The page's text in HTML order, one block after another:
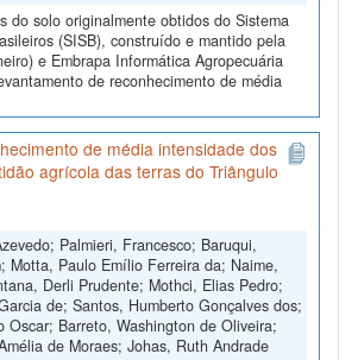
do solo originalmente obtidos do Sistema
(SISB), construído e mantido pela
e Embrapa Informática Agropecuária
de reconhecimento de média
de média intensidade dos
agrícola das terras do Triângulo
Palmieri, Francesco; Baruqui,
Motta, Paulo Emílio Ferreira da; Naime,
Derli Prudente; Mothci, Elias Pedro;
de; Santos, Humberto Gonçalves dos;
Oscar; Barreto, Washington de Oliveira;
de Moraes; Johas, Ruth Andrade